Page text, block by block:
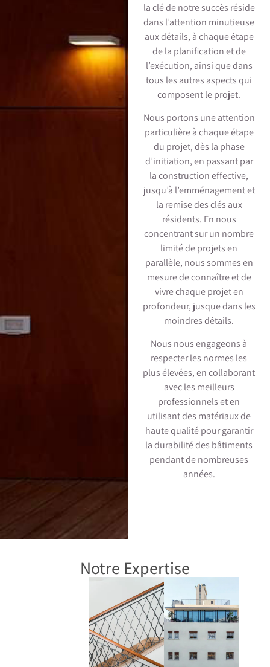
la clé de notre succès réside
dans l’attention minutieuse
aux détails, à chaque étape
de la planification et de
l’exécution, ainsi que dans
tous les autres aspects qui
composent le projet.
Nous portons une attention
particulière à chaque étape
du projet, dès la phase
d’initiation, en passant par
la construction effective,
jusqu’à l’emménagement et
la remise des clés aux
résidents. En nous
concentrant sur un nombre
limité de projets en
parallèle, nous sommes en
mesure de connaître et de
vivre chaque projet en
profondeur, jusque dans les
moindres détails.
Nous nous engageons à
respecter les normes les
plus élevées, en collaborant
avec les meilleurs
professionnels et en
utilisant des matériaux de
haute qualité pour garantir
la durabilité des bâtiments
pendant de nombreuses
années.
Notre Expertise